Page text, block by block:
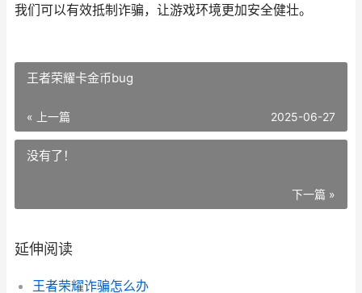
我们可以有效抵制诈骗，让游戏环境更加安全健壮。
王者荣耀卡金币bug
« 上一篇 2025-06-27
没有了！
下一篇 »
延伸阅读
王者荣耀诈骗怎么办